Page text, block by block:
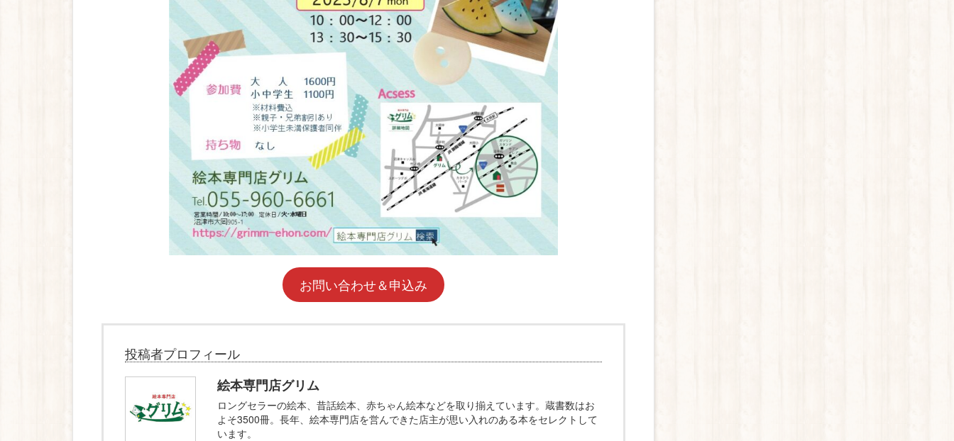
お問い合わせ＆申込み
投稿者プロフィール
絵本専門店グリム
ロングセラーの絵本、昔話絵本、赤ちゃん絵本などを取り揃えています。蔵書数はお
よそ3500冊。長年、絵本専門店を営んできた店主が思い入れのある本をセレクトして
います。